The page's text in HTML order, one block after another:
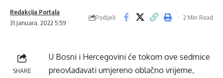
31 Januara, 2022 5:59
Redakcija Portala
Podijeli 2 Min Read
SHARE
U Bosni i Hercegovini će tokom ove sedmice
preovladavati umjereno oblačno vrijeme,